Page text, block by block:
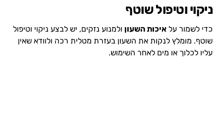
ניקוי וטיפול שוטף
כדי לשמור על איכות השעון ולמנוע נזקים, יש לבצע ניקוי וטיפול
שוטף. מומלץ לנקות את השעון בעזרת מטלית רכה ולוודא שאין
עליו לכלוך או מים לאחר השימוש.